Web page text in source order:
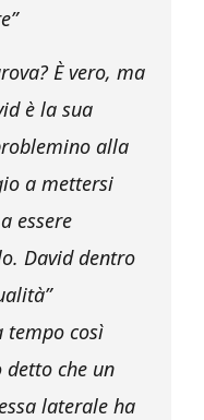
È vero, ma
è la sua
alla
a mettersi
essere
David dentro
tempo così
che un
laterale ha